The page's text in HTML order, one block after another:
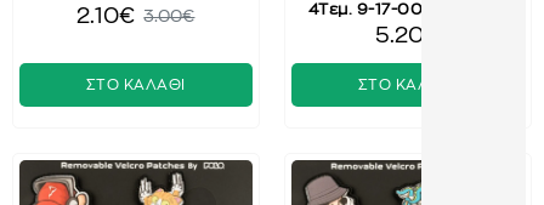
2.10€ 3.00€
ΣΤΟ ΚΑΛΑΘΙ
4Τεμ. 9-17-006-PATCH3
5.20€
ΣΤΟ ΚΑΛΑΘΙ